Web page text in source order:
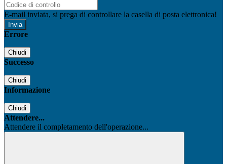
E-mail inviata, si prega di controllare la casella di posta elettronica!
Errore
Chiudi
Successo
Chiudi
Informazione
Chiudi
Attendere...
Attendere il completamento dell'operazione...